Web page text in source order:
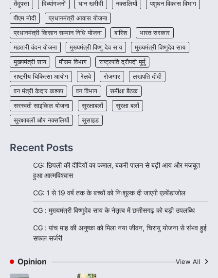
4
जशपुर जिले की 5 माह की मासूम…
तेंदूपत्ता दिव्यांगजनों धान खरीदी नक्सलियों
पशुधन विकास विभाग
पीएम मोदी
प्रधानमंत्री आवास योजना
प्रधानमंत्री किसान सम्मान निधि योजना
बारिश
भारत सरकार
महतारी वंदन योजना
मुख्यमंत्री विष्णु देव साय
मुख्यमंत्री विष्णुदेव साय
मुख्यमंत्री साय
मौसम विभाग
राष्ट्रपति द्रौपदी मुर्मु
राष्ट्रीय चिकित्सा आयोग
रेलवे रोजगार
लखपति दीदी
वन मंत्री केदार कश्यप
वन विभाग
समीक्षा बैठक
सरस्वती साइकिल योजना
सुरक्षाबलों
सुरक्षा बलों
सुरक्षाबलों और नक्सलियों
सुसाइड
Recent Posts
CG: छिपली की दीदियों का कमाल, बकरी पालन से बढ़ी आय और मजबूत
हुआ आत्मविश्वास
CG: 1 से 19 वर्ष तक के बच्चों को निःशुल्क दी जाएगी एल्बेंडाजोल
CG : मुख्यमंत्री विष्णुदेव साय के नेतृत्व में छत्तीसगढ़ को बड़ी उपलब्धि
CG : पांच माह की अनुष्का को मिला नया जीवन, चिरायु योजना से संभव हुई
सफल सर्जरी
Opinion View All